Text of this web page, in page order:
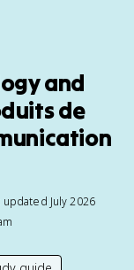
and
de
July 2026